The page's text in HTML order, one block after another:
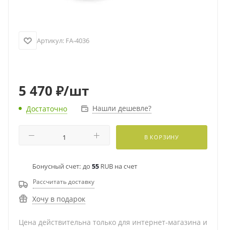
Артикул: FA-4036
5 470 ₽/шт
Достаточно Нашли дешевле?
В КОРЗИНУ
Бонусный счет: до 55 RUB на счет
Рассчитать доставку
Хочу в подарок
Цена действительна только для интернет-магазина и